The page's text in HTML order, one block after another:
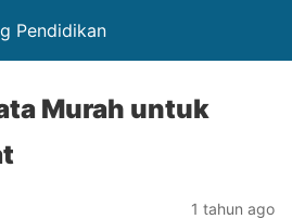
Pendidikan
Murah untuk
1 tahun ago